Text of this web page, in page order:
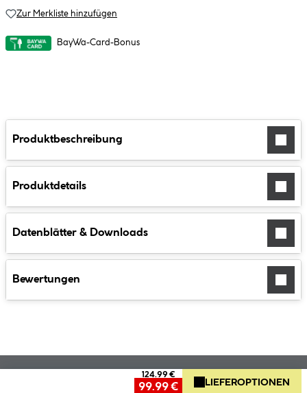
Zur Merkliste hinzufügen
BayWa-Card-Bonus
Produktbeschreibung
Produktdetails
Datenblätter & Downloads
Bewertungen
124.99 €
99.99 € LIEFEROPTIONEN